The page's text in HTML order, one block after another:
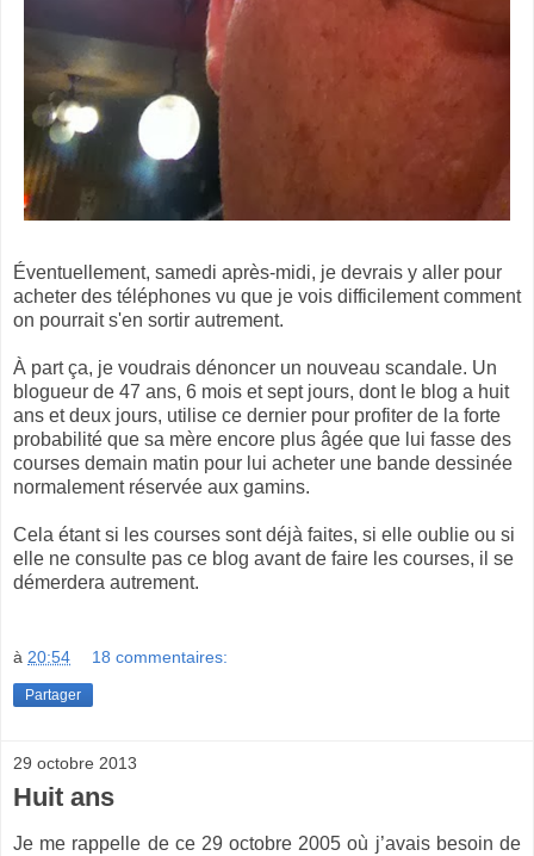
Éventuellement, samedi après-midi, je devrais y aller pour
acheter des téléphones vu que je vois difficilement comment
on pourrait s'en sortir autrement.
À part ça, je voudrais dénoncer un nouveau scandale. Un
blogueur de 47 ans, 6 mois et sept jours, dont le blog a huit
ans et deux jours, utilise ce dernier pour profiter de la forte
probabilité que sa mère encore plus âgée que lui fasse des
courses demain matin pour lui acheter une bande dessinée
normalement réservée aux gamins.
Cela étant si les courses sont déjà faites, si elle oublie ou si
elle ne consulte pas ce blog avant de faire les courses, il se
démerdera autrement.
à 20:54 18 commentaires:
Partager
29 octobre 2013
Huit ans
Je me rappelle de ce 29 octobre 2005 où j’avais besoin de